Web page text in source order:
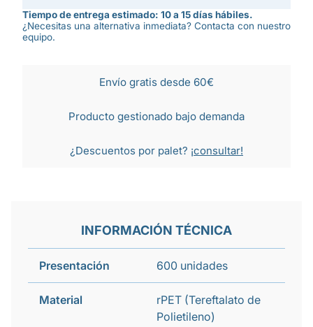
Tiempo de entrega estimado: 10 a 15 días hábiles.
¿Necesitas una alternativa inmediata? Contacta con nuestro
equipo.
Envío gratis desde 60€
Producto gestionado bajo demanda
¿Descuentos por palet? ¡consultar!
INFORMACIÓN TÉCNICA
Presentación 600 unidades
Material
rPET (Tereftalato de
Polietileno)